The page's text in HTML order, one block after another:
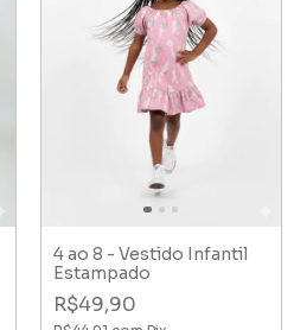
4 ao 8 - Vestido Infantil
Estampado
R$49,90